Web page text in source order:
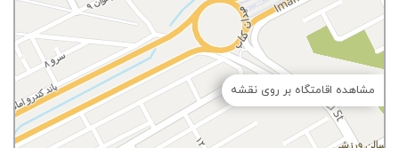
مشاهده اقامتگاه بر روی نقشه